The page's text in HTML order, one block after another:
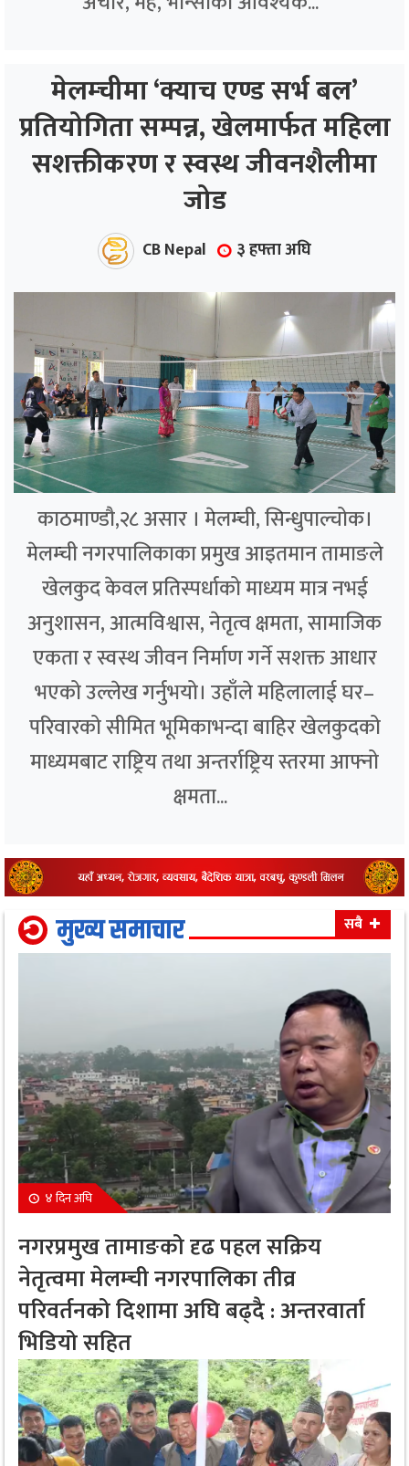
मेलम्चीमा ‘क्याच एण्ड सर्भ बल’
प्रतियोगिता सम्पन्न, खेलमार्फत महिला
सशक्तीकरण र स्वस्थ जीवनशैलीमा
जोड
CB Nepal ३ हफ्ता अघि
काठमाण्डौ,२८ असार । मेलम्ची, सिन्धुपाल्चोक।
मेलम्ची नगरपालिकाका प्रमुख आइतमान तामाङले
खेलकुद केवल प्रतिस्पर्धाको माध्यम मात्र नभई
अनुशासन, आत्मविश्वास, नेतृत्व क्षमता, सामाजिक
एकता र स्वस्थ जीवन निर्माण गर्ने सशक्त आधार
भएको उल्लेख गर्नुभयो। उहाँले महिलालाई घर–
परिवारको सीमित भूमिकाभन्दा बाहिर खेलकुदको
माध्यमबाट राष्ट्रिय तथा अन्तर्राष्ट्रिय स्तरमा आफ्नो
क्षमता...
मुख्य समाचार सबै
४ दिन अघि
नगरप्रमुख तामाङको दृढ पहल सक्रिय
नेतृत्वमा मेलम्ची नगरपालिका तीव्र
परिवर्तनको दिशामा अघि बढ्दै : अन्तरवार्ता
भिडियो सहित